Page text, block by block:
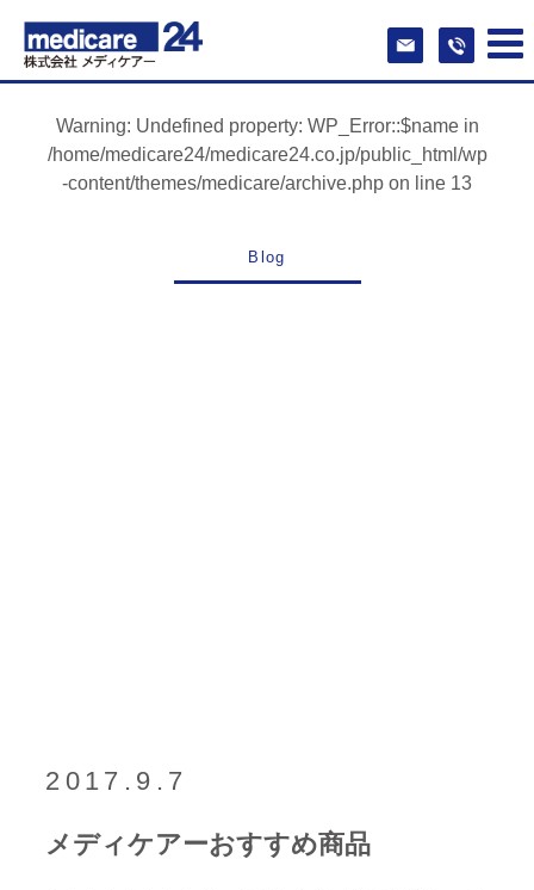
Warning: Undefined property: WP_Error::$name in
/home/medicare24/medicare24.co.jp/public_html/wp
-content/themes/medicare/archive.php on line 13
2017.9.7
メディケアーおすすめ商品